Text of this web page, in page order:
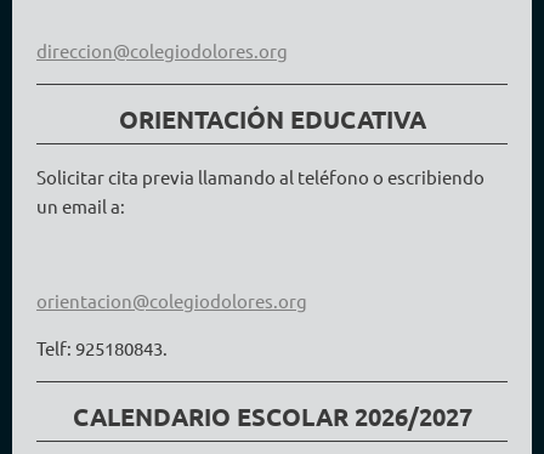
direccion@colegiodolores.org
ORIENTACIÓN EDUCATIVA
Solicitar cita previa llamando al teléfono o escribiendo
un email a:
orientacion@colegiodolores.org
Telf: 925180843.
CALENDARIO ESCOLAR 2026/2027